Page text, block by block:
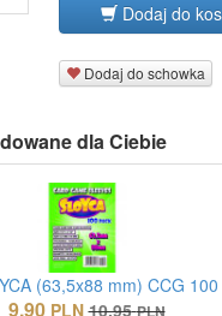
Dodaj do
Dodaj do schowka
dla Ciebie
(63,5x88 mm) CCG
9.90 PLN 10.95 PLN